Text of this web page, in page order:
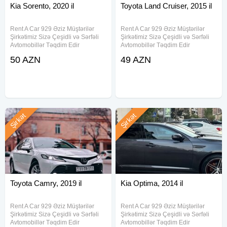
Kia Sorento, 2020 il
Rent A Car 929 Əziz Müştərilər
Şirkətimiz Sizə Çeşidli və Sərfəli
Avtomobillər Təqdim Edir
icareye masin teklif ediriki, Depozit
50 AZN
Toyota Land Cruiser, 2015 il
Rent A Car 929 Əziz Müştərilər
Şirkətimiz Sizə Çeşidli və Sərfəli
Avtomobillər Təqdim Edir
icareye masin teklif ediriki, Depozit
49 AZN
Toyota Camry, 2019 il
Rent A Car 929 Əziz Müştərilər
Şirkətimiz Sizə Çeşidli və Sərfəli
Avtomobillər Təqdim Edir
Şirkət
Kia Optima, 2014 il
Rent A Car 929 Əziz Müştərilər
Şirkətimiz Sizə Çeşidli və Sərfəli
Avtomobillər Təqdim Edir
Şirkət